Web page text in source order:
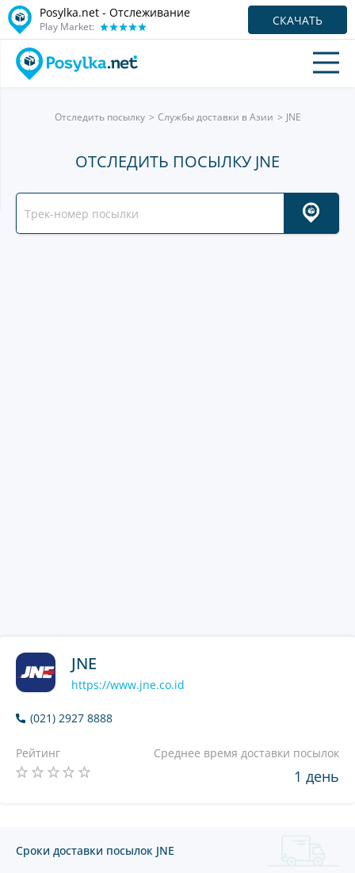
Posylka.net - Отслеживание
Play Market: СКАЧАТЬ
Отследить посылку Службы доставки в Азии JNE
ОТСЛЕДИТЬ ПОСЫЛКУ JNE
JNE
https://www.jne.co.id
(021) 2927 8888
Рейтинг Среднее время доставки посылок
1 день
Сроки доставки посылок JNE